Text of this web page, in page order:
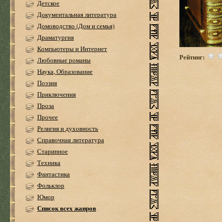
Детское
Документальная литература
Домоводство (Дом и семья)
Драматургия
Компьютеры и Интернет
Любовные романы
Наука, Образование
Поэзия
Приключения
Проза
Прочее
Религия и духовность
Справочная литература
Старинное
Техника
Фантастика
Фольклор
Юмор
Список всех жанров
Рейтинг: